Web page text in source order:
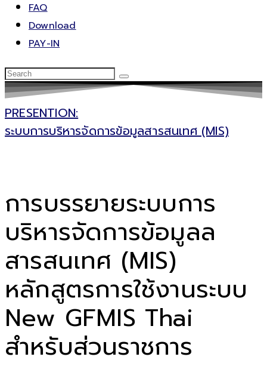
FAQ
Download
PAY-IN
PRESENTION:
ระบบการบริหารจัดการข้อมูลสารสนเทศ (MIS)
การบรรยายระบบการ
บริหารจัดการข้อมูลล
สารสนเทศ (MIS)
หลักสูตรการใช้งานระบบ
New GFMIS Thai
สำหรับส่วนราชการ